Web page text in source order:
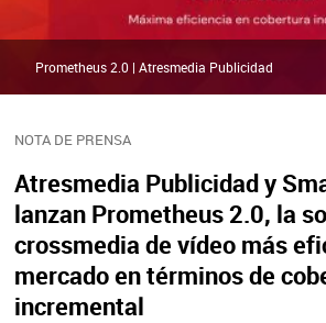
NOTA DE PRENSA
Atresmedia Publicidad y
lanzan Prometheus 2.0, la
crossmedia de vídeo más
mercado en términos de
incremental
Prometheus 2.0 | Atresmedia Publicidad